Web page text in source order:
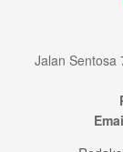
Jalan Sentosa